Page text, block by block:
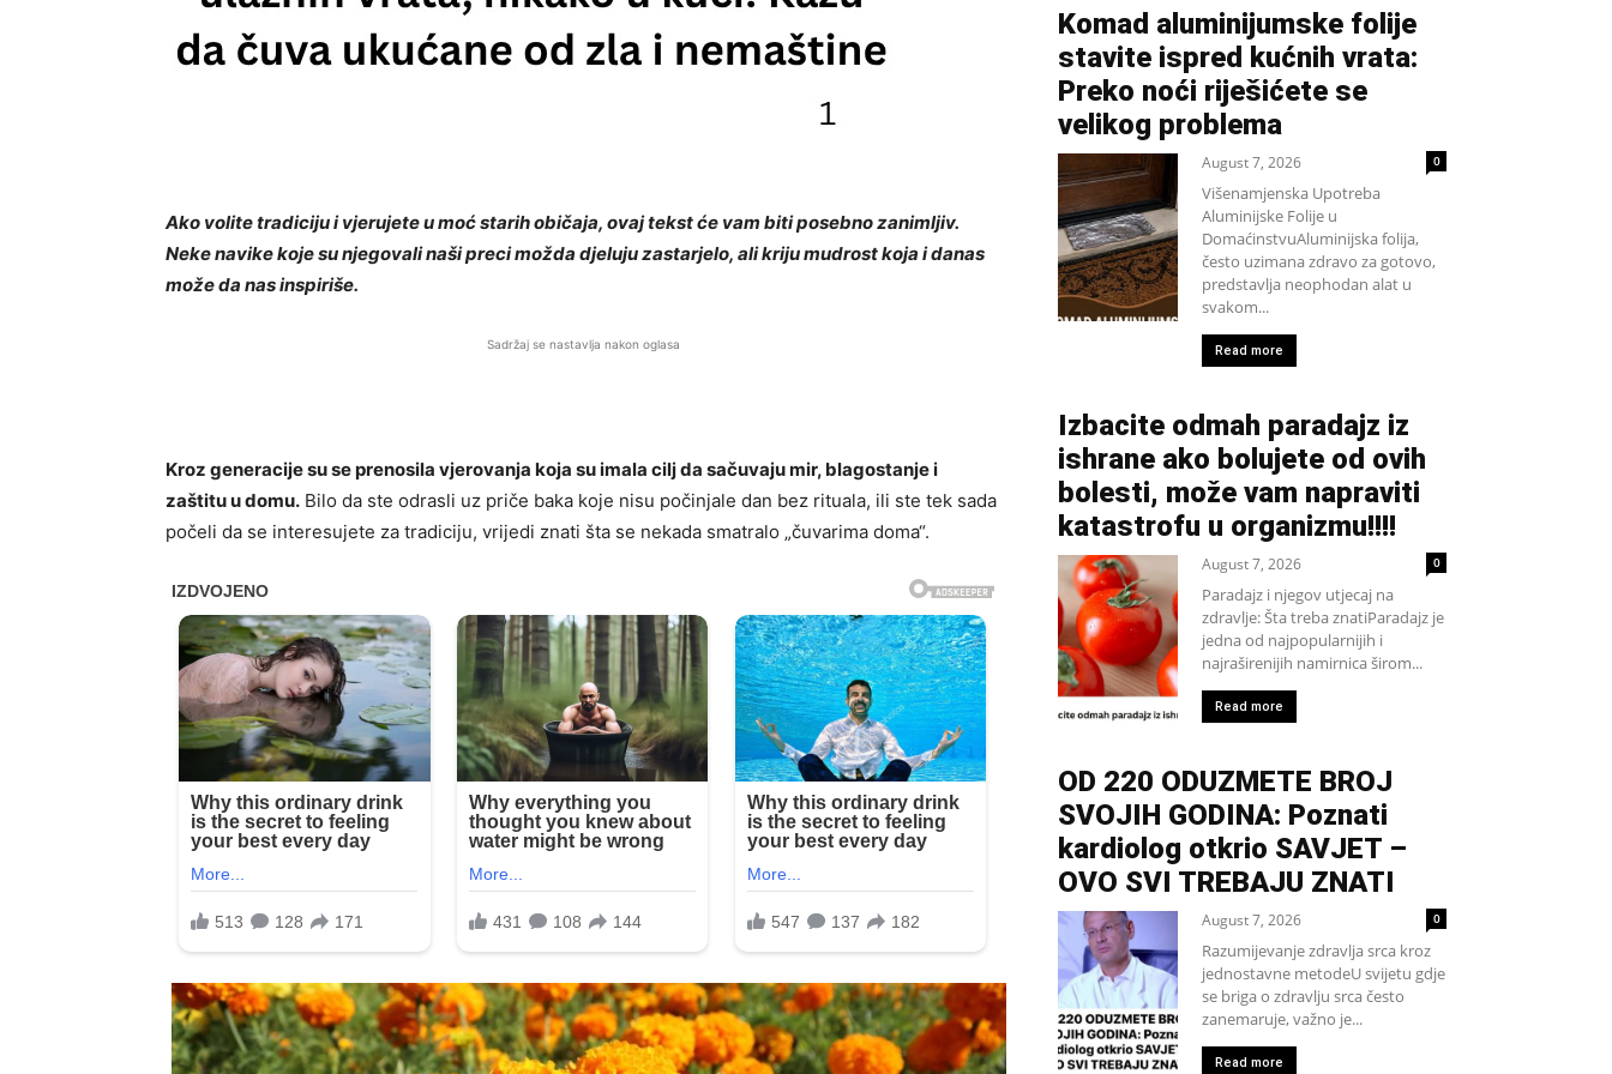
Ako volite tradiciju i vjerujete u moć starih običaja, ovaj tekst će vam biti posebno zanimljiv.
Neke navike koje su njegovali naši preci možda djeluju zastarjelo, ali kriju mudrost koja i danas
može da nas inspiriše.
Sadržaj se nastavlja nakon oglasa
Kroz generacije su se prenosila vjerovanja koja su imala cilj da sačuvaju mir, blagostanje i
zaštitu u domu. Bilo da ste odrasli uz priče baka koje nisu počinjale dan bez rituala, ili ste tek sada
počeli da se interesujete za tradiciju, vrijedi znati šta se nekada smatralo „čuvarima doma“.
Komad aluminijumske folije
stavite ispred kućnih vrata:
Preko noći riješićete se
velikog problema
August 7, 2026 0
Višenamjenska Upotreba
Aluminijske Folije u
DomaćinstvuAluminijska folija,
često uzimana zdravo za gotovo,
predstavlja neophodan alat u
svakom...
Read more
Izbacite odmah paradajz iz
ishrane ako bolujete od ovih
bolesti, može vam napraviti
katastrofu u organizmu!!!!
August 7, 2026 0
Paradajz i njegov utjecaj na
zdravlje: Šta treba znatiParadajz je
jedna od najpopularnijih i
najraširenijih namirnica širom...
Read more
OD 220 ODUZMETE BROJ
SVOJIH GODINA: Poznati
kardiolog otkrio SAVJET –
OVO SVI TREBAJU ZNATI
August 7, 2026 0
Razumijevanje zdravlja srca kroz
jednostavne metodeU svijetu gdje
se briga o zdravlju srca često
zanemaruje, važno je...
Read more